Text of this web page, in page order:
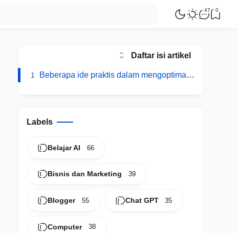
47 0
Daftar isi artikel
1 Beberapa ide praktis dalam mengoptimalkan Chat GPT dalam blogging adalah:
Labels
Belajar AI 66
Bisnis dan Marketing 39
Blogger 55 Chat GPT 35
Computer 38